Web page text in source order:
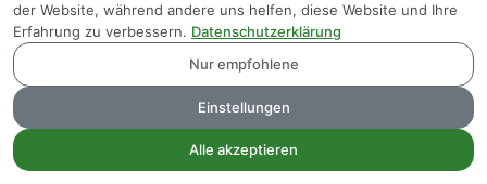
der Website, während andere uns helfen, diese Website und Ihre
Erfahrung zu verbessern. Datenschutzerklärung
Nur empfohlene
Einstellungen
Alle akzeptieren